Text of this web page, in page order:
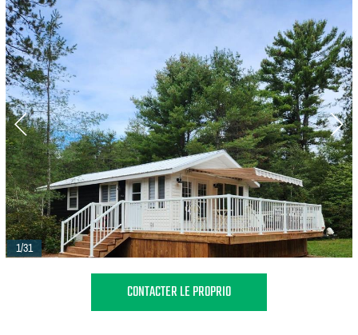
1/31
CONTACTER LE PROPRIO